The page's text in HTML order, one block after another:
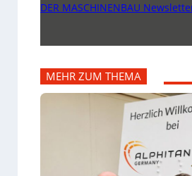
DER MASCHINENBAU
MEHR ZUM THEMA